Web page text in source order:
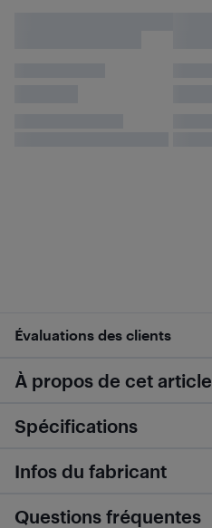
Évaluations des clients
À propos de cet article
Spécifications
Infos du fabricant
Questions fréquentes